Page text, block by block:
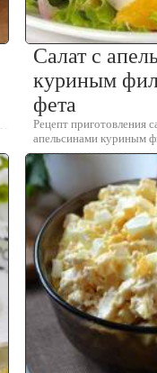
Салат с
куриным
фета
Рецепт приготовления
апельсинами куриным